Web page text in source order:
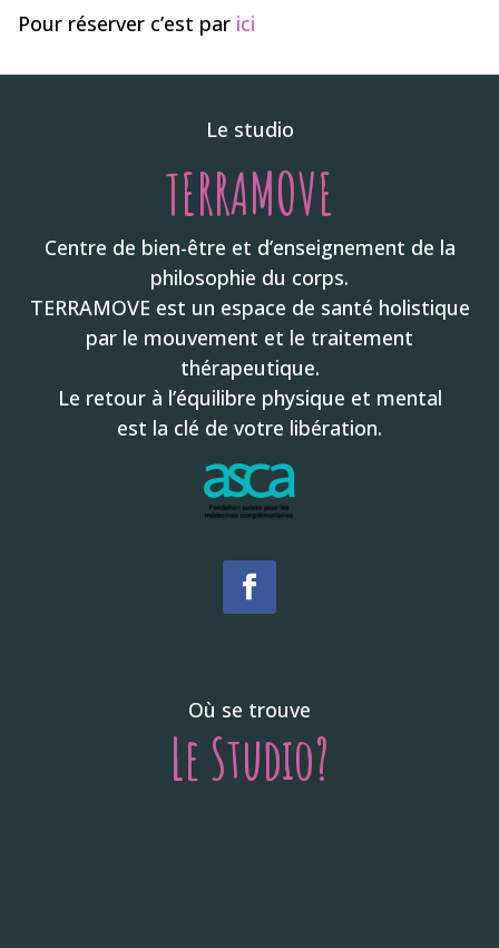
Pour réserver c’est par ici
Le studio
TERRAMOVE
Centre de bien-être et d’enseignement de la
philosophie du corps.
TERRAMOVE est un espace de santé holistique
par le mouvement et le traitement
thérapeutique.
Le retour à l’équilibre physique et mental
est la clé de votre libération.
Où se trouve
Le Studio?